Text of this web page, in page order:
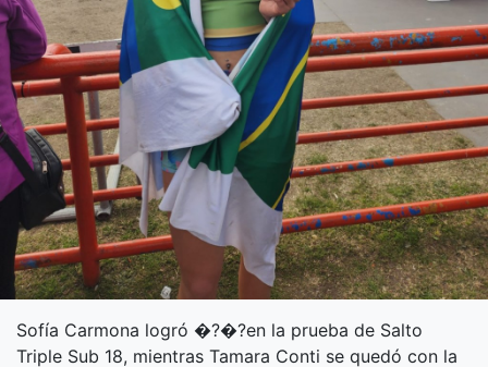
Sofía Carmona logró �?�?en la prueba de Salto
Triple Sub 18, mientras Tamara Conti se quedó con la